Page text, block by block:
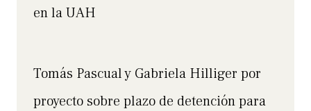
en la UAH
Tomás Pascual y Gabriela Hilliger por
proyecto sobre plazo de detención para